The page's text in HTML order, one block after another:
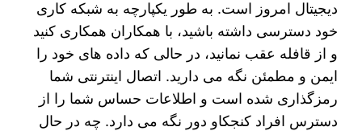
دیجیتال امروز است. به طور یکپارچه به شبکه کاری
خود دسترسی داشته باشید، با همکاران همکاری کنید
و از قافله عقب نمانید، در حالی که داده های خود را
ایمن و مطمئن نگه می دارید. اتصال اینترنتی شما
رمزگذاری شده است و اطلاعات حساس شما را از
دسترس افراد کنجکاو دور نگه می دارد. چه در حال